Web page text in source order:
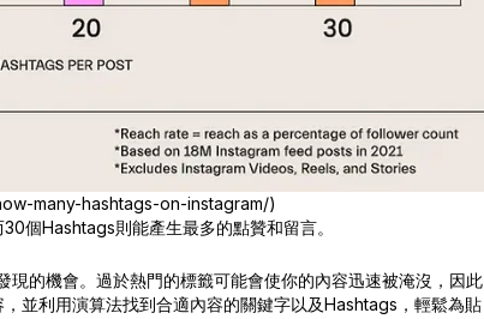
many-hashtags-on-instagram/)
個Hashtags則能產生最多的點贊和留言。
的機會。過於熱門的標籤可能會使你的內容迅速被淹沒，因此
並利用演算法找到合適內容的關鍵字以及Hashtags，輕鬆為貼